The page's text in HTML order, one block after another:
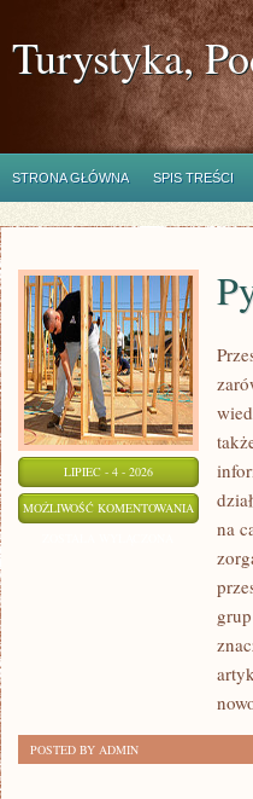
Turystyka,
STRONA GŁÓWNA SPIS TREŚCI
LIPIEC - 4 - 2026
MOŻLIWOŚĆ KOMENTOWANIA PYTANIA
na
POSTED BY ADMIN